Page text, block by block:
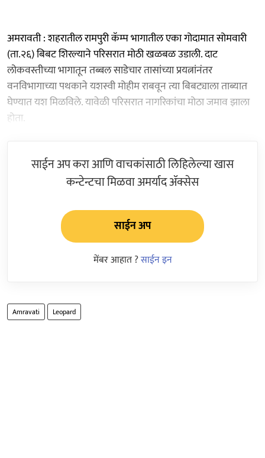
अमरावती : शहरातील रामपुरी कॅम्प भागातील एका गोदामात सोमवारी
(ता.२६) बिबट शिरल्याने परिसरात मोठी खळबळ उडाली. दाट
लोकवस्तीच्या भागातून तब्बल साडेचार तासांच्या प्रयत्नांनंतर
वनविभागाच्या पथकाने यशस्वी मोहीम राबवून त्या बिबट्याला ताब्यात
घेण्यात यश मिळविले. यावेळी परिसरात नागरिकांचा मोठा जमाव झाला
होता.
साईन अप करा आणि वाचकांसाठी लिहिलेल्या खास
कन्टेन्टचा मिळवा अमर्याद ॲक्सेस
साईन अप
मेंबर आहात ?साईन इन
Amravati Leopard